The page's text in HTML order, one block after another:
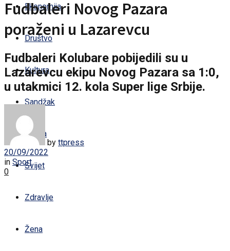
Ekonomija
Društvo
Kultura
Sandžak
Regija
Svijet
Zdravlje
Žena
Fudbaleri Novog Pazara
poraženi u Lazarevcu
Fudbaleri Kolubare pobijedili su u
Lazarevcu ekipu Novog Pazara sa 1:0,
u utakmici 12. kola Super lige Srbije.
by ttpress
20/09/2022
in Sport
0